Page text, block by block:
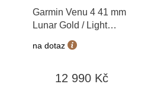
Garmin Venu 4 41 mm
Lunar Gold / Light
Sand 010-03013-03 +
náhradní řemínek
na dotaz
12 990 Kč